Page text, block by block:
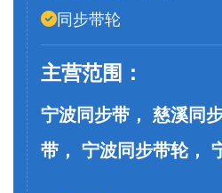
同步带轮
主营范围：
宁波同步带， 慈溪同
带， 宁波同步带轮，